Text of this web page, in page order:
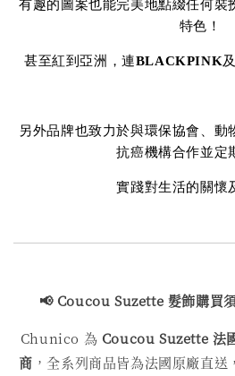
有趣的圖案也能完美地點綴任何裝
特色！
甚至紅到亞洲，連BLACKPINK
另外品牌也致力於與環保協會、動
抗癌機構合作並定
實踐對生活的關懷
📢 Coucou Suzette 髮飾購買
Chunico 為 Coucou Suzette 法
商 ，全系列商品皆為法國原廠直